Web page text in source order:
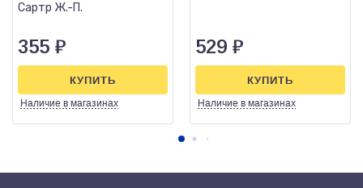
Сартр Ж.-П.
355 ₽
Наличие в магазинах
КУПИТЬ
529 ₽
Наличие в магазинах
КУПИТЬ